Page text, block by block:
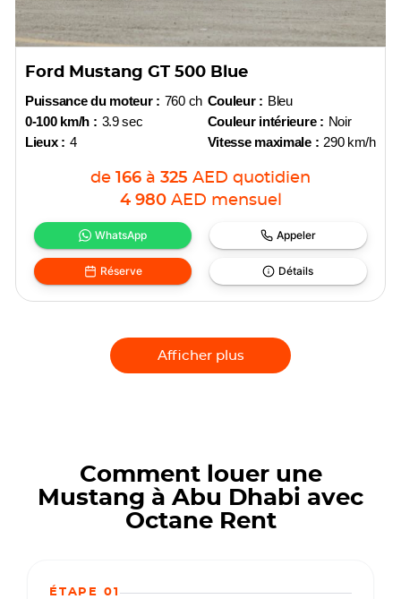
Ford Mustang GT 500 Blue
Puissance du moteur : 760 ch
0-100 km/h : 3.9 sec
Lieux : 4
Couleur : Bleu
Couleur intérieure : Noir
Vitesse maximale : 290 km/h
de 166 à 325 AED quotidien
4 980 AED mensuel
WhatsApp Appeler
Réserve Détails
Afficher plus
Comment louer une
Mustang à Abu Dhabi avec
Octane Rent
ÉTAPE 01